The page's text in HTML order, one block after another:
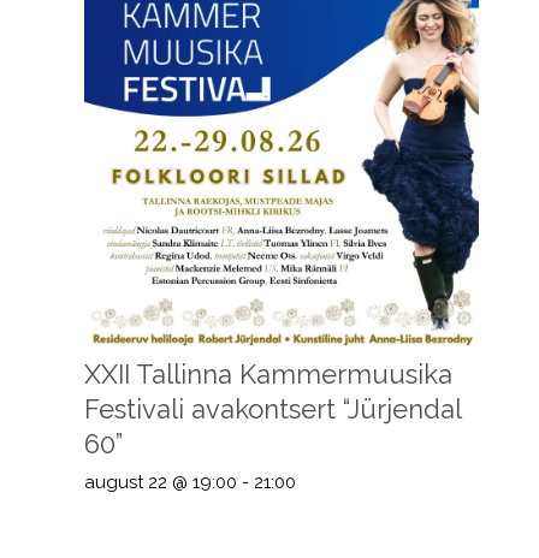
XXII Tallinna Kammermuusika
Festivali avakontsert “Jürjendal
60”
august 22 @ 19:00 - 21:00